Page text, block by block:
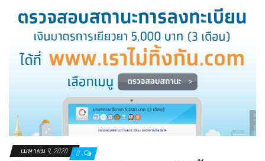
เมษายน 9, 2020 0